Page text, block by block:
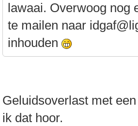
lawaai. Overwoog nog
te mailen naar
inhouden
Geluidsoverlast met
ik dat hoor.